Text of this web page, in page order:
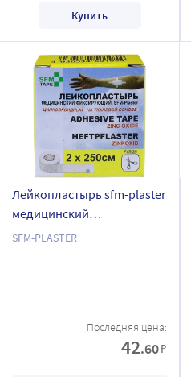
Купить
Лейкопластырь sfm-plaster
медицинский
фиксирующий тканевый
SFM-PLASTER
Последняя цена:
42.60₽